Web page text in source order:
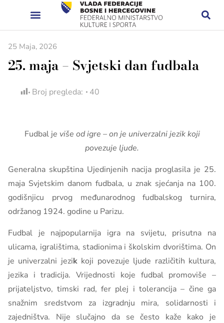
25 Maja, 2026
25. maja – Svjetski dan fudbala
Broj pregleda: 40
Fudbal je više od igre – on je univerzalni jezik koji
povezuje ljude.
Generalna skupština Ujedinjenih nacija proglasila je 25.
maja Svjetskim danom fudbala, u znak sjećanja na 100.
godišnjicu prvog međunarodnog fudbalskog turnira,
održanog 1924. godine u Parizu.
Fudbal je najpopularnija igra na svijetu, prisutna na
ulicama, igralištima, stadionima i školskim dvorištima. On
je univerzalni jezikkoji povezuje ljude različitih kultura,
jezika i tradicija. Vrijednosti koje fudbal promoviše –
prijateljstvo, timski rad, fer plej i tolerancija – čine ga
snažnim sredstvom za izgradnju mira, solidarnosti i
zajedništva. Nije slučajno da se često kaže kako je